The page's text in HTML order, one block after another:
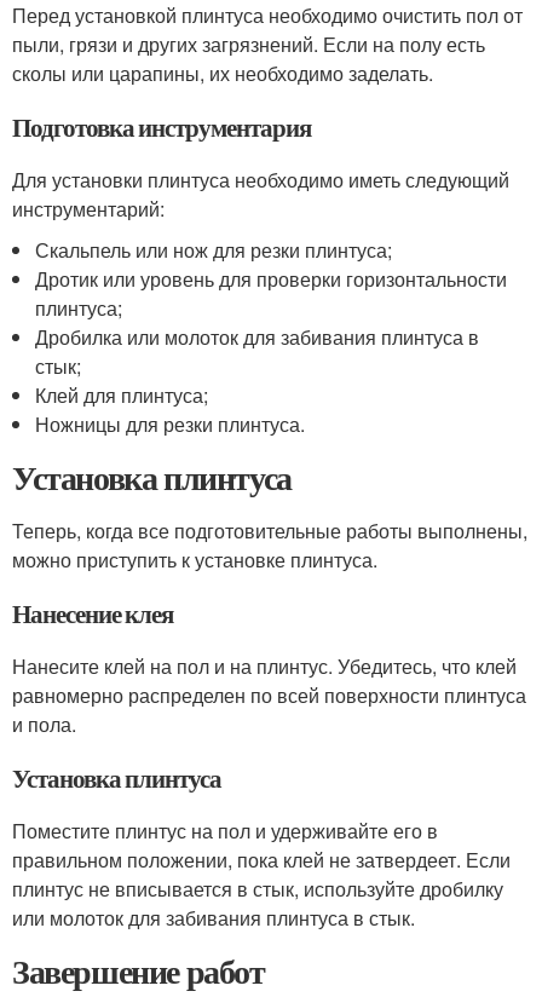
Перед установкой плинтуса необходимо очистить пол от
пыли, грязи и других загрязнений. Если на полу есть
сколы или царапины, их необходимо заделать.
Подготовка инструментария
Для установки плинтуса необходимо иметь следующий
инструментарий:
Скальпель или нож для резки плинтуса;
Дротик или уровень для проверки горизонтальности
плинтуса;
Дробилка или молоток для забивания плинтуса в
стык;
Клей для плинтуса;
Ножницы для резки плинтуса.
Установка плинтуса
Теперь, когда все подготовительные работы выполнены,
можно приступить к установке плинтуса.
Нанесение клея
Нанесите клей на пол и на плинтус. Убедитесь, что клей
равномерно распределен по всей поверхности плинтуса
и пола.
Установка плинтуса
Поместите плинтус на пол и удерживайте его в
правильном положении, пока клей не затвердеет. Если
плинтус не вписывается в стык, используйте дробилку
или молоток для забивания плинтуса в стык.
Завершение работ